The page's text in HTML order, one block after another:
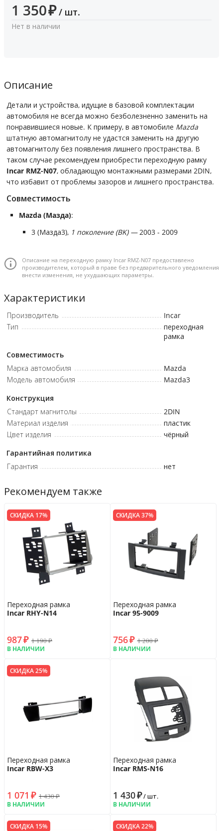
1 350₽ / шт.
Нет в наличии
Описание
Детали и устройства, идущие в базовой комплектации
автомобиля не всегда можно безболезненно заменить на
понравившиеся новые. К примеру, в автомобиле Mazda
штатную автомагнитолу не удастся заменить на другую
автомагнитолу без появления лишнего пространства. В
таком случае рекомендуем приобрести переходную рамку
Incar RMZ-N07, обладающую монтажными размерами 2DIN,
что избавит от проблемы зазоров и лишнего пространства.
Совместимость
Mazda (Мазда):
3 (Мазда3), 1 поколение (BK) —2003 - 2009
Описание на переходную рамку Incar RMZ-N07 предоставлено
производителем, который в праве без предварительного уведомления
внести изменения, не ухудшающих параметры.
Характеристики
Производитель
Incar
Тип
переходная
рамка
Совместимость
Марка автомобиля
Mazda
Модель автомобиля
Mazda3
Конструкция
Стандарт магнитолы
2DIN
Материал изделия
пластик
Цвет изделия
чёрный
Гарантийная политика
Гарантия
нет
Рекомендуем также
СКИДКА 17%
Переходная рамка
Incar RHY-N14
987₽ 1 190₽
В НАЛИЧИИ
СКИДКА 37%
Переходная рамка
Incar 95-9009
756₽ 1 200₽
В НАЛИЧИИ
СКИДКА 25%
Переходная рамка
Incar RBW-X3
1 071 ₽ 1 430₽
В НАЛИЧИИ
Переходная рамка
Incar RMS-N16
1 430₽/ шт.
В НАЛИЧИИ
СКИДКА 15% СКИДКА 22%